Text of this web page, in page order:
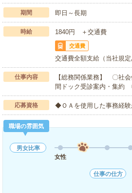
期間 即日～長期
時給 1840円 ＋交通費
交通費
交通費全額支給（当社規定
仕事内容
【総務関係業務】 〇社
間ドック受診案内・集約
応募資格 ◆ＯＡを使用した事務経
職場の雰囲気
男女比率
女性
仕事の仕方